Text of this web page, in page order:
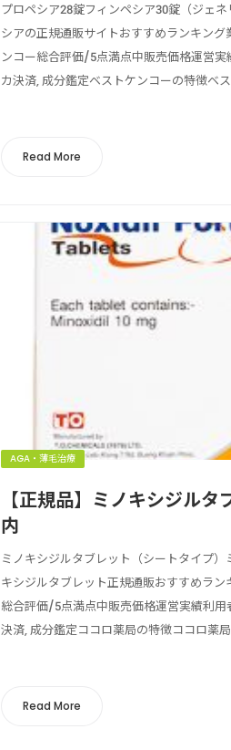
プロペシア28錠フィンペシア30錠（ジェ
シアの正規通販サイトおすすめランキン
ンコー総合評価/5点満点中販売価格運営
カ決済, 成分鑑定ベストケンコーの特徴ベ
Read More
AGA・薄毛治療
【正規品】ミノキシジル
内
ミノキシジルタブレット（シートタイプ
キシジルタブレット正規通販おすすめラ
総合評価/5点満点中販売価格運営実績利
決済, 成分鑑定ココロ薬局の特徴ココロ薬
Read More